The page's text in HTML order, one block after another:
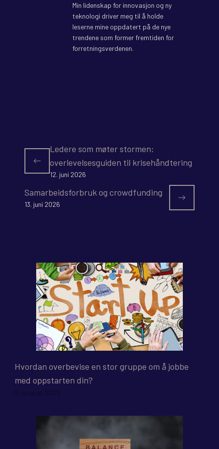
Min lidenskap for innovasjon og ny
teknologi driver meg til å holde
leserne mine oppdatert på de nye
trendene som former fremtiden for
forretningsverdenen.
Ledere som møter stormen:
overlevelsesguiden til krisehåndtering
12. juni 2026
Samarbeidsforbruk og crowdfunding
13. juni 2026
Hvordan overbevise en stor gruppe om å jobbe
med oppstarten din?
9. august 2026